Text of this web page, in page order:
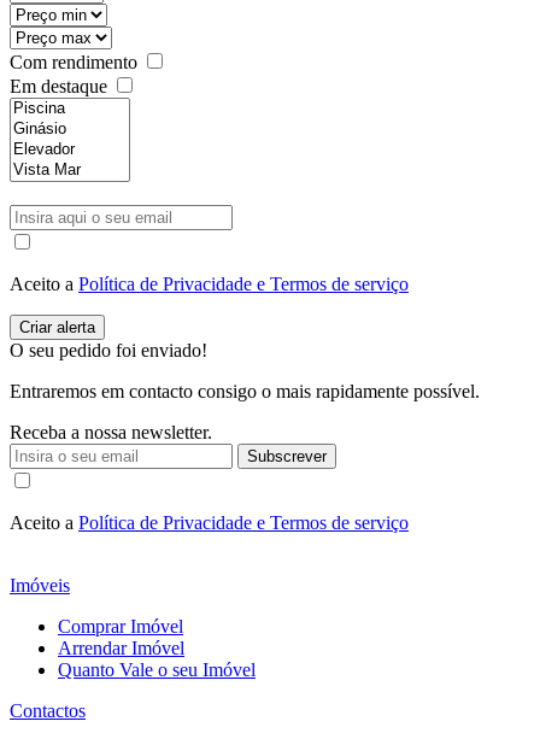
Com rendimento
Em destaque
Aceito a Política de Privacidade e Termos de serviço
O seu pedido foi enviado!
Entraremos em contacto consigo o mais rapidamente possível.
Receba a nossa newsletter.
Subscrever
Aceito a Política de Privacidade e Termos de serviço
Imóveis
Comprar Imóvel
Arrendar Imóvel
Quanto Vale o seu Imóvel
Contactos